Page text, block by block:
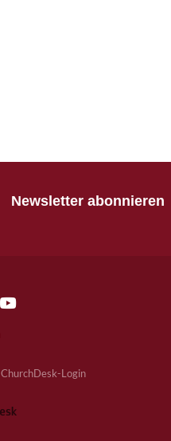
Newsletter abonnieren
ChurchDesk-Login